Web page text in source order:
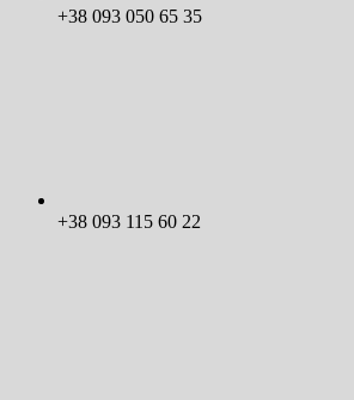
+38 093 050 65 35
+38 093 115 60 22